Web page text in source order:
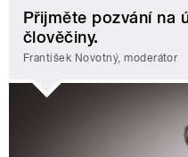
Přijměte pozvání na
člověčiny.
František Novotný, moderátor